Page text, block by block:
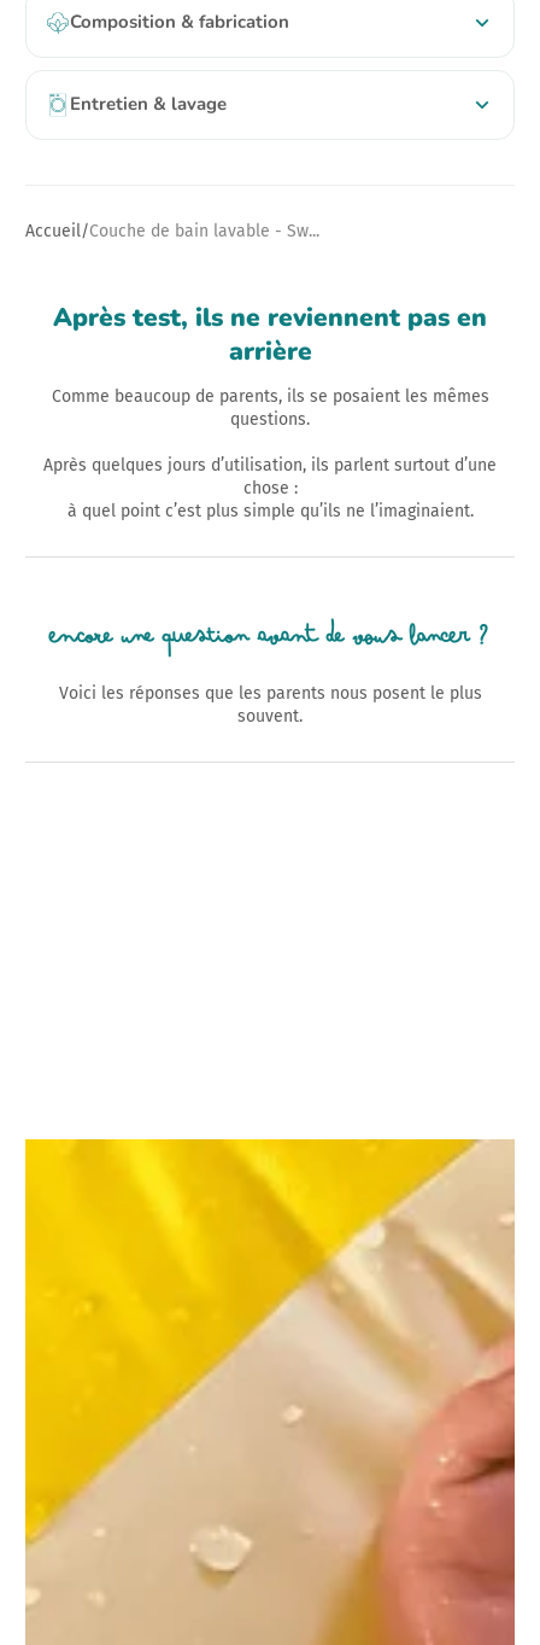
Composition & fabrication
Entretien & lavage
Accueil Couche de bain lavable - Sw...
Après test, ils ne reviennent pas en
arrière
Comme beaucoup de parents, ils se posaient les mêmes
questions.
Après quelques jours d’utilisation, ils parlent surtout d’une
chose :
à quel point c’est plus simple qu’ils ne l’imaginaient.
Encore une question avant de vous lancer ?
Voici les réponses que les parents nous posent le plus
souvent.